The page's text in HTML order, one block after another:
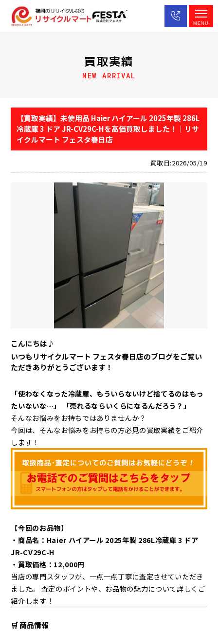
買取実績
NEW ARRIVAL
【買取実績】未使用品 Haier ハイアール 2025年製 286L
冷蔵庫 3 ドア JR-CV29C-Hを高価買取しました！｜リサ
イクルマート フェスタ春日店
買取日:2026/05/19
こんにちは♪
いつもリサイクルマート フェスタ春日店のブログをご覧い
ただきありがとうございます！
「使わなくなった冷蔵庫、もういらないけど捨てるのはもっ
たいないな…」
「売れるならいくらになるんだろう？」
そんなお悩みをお持ちではありませんか？
今回は、そんなお悩みをお持ちの方必見の買取実績をご紹介
します！
【今回のお品物】
・商品名：Haier ハイアール 2025年製 286L冷蔵庫 3 ドア
JR-CV29C-H
・買取価格：12,000円
当店の専門スタッフが、一点一点丁寧に査定させていただき
ました。 査定のポイントや、お品物の魅力について詳しくご
紹介します！
🛒 商品情報
MENU